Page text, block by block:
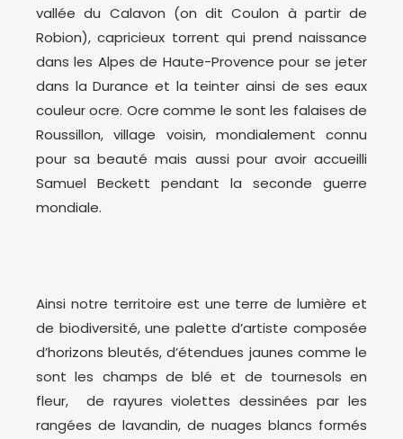
vallée du Calavon (on dit Coulon à partir de
Robion), capricieux torrent qui prend naissance
dans les Alpes de Haute-Provence pour se jeter
dans la Durance et la teinter ainsi de ses eaux
couleur ocre. Ocre comme le sont les falaises de
Roussillon, village voisin, mondialement connu
pour sa beauté mais aussi pour avoir accueilli
Samuel Beckett pendant la seconde guerre
mondiale.
Ainsi notre territoire est une terre de lumière et
de biodiversité, une palette d’artiste composée
d’horizons bleutés, d’étendues jaunes comme le
sont les champs de blé et de tournesols en
fleur, de rayures violettes dessinées par les
rangées de lavandin, de nuages blancs formés